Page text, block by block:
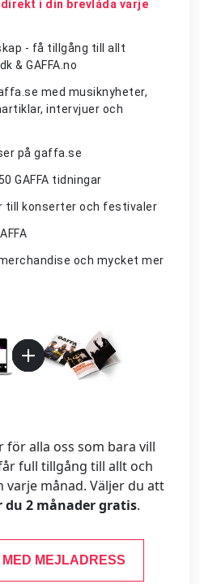
direkt i din brevlåda varje
- få tillgång till allt
& GAFFA.no
med musiknyheter,
intervjuer och
på gaffa.se
GAFFA tidningar
till konserter och festivaler
och mycket mer
för alla oss som bara vill
full tillgång till allt och
månad. Väljer du att
du 2 månader gratis.
MEJLADRESS